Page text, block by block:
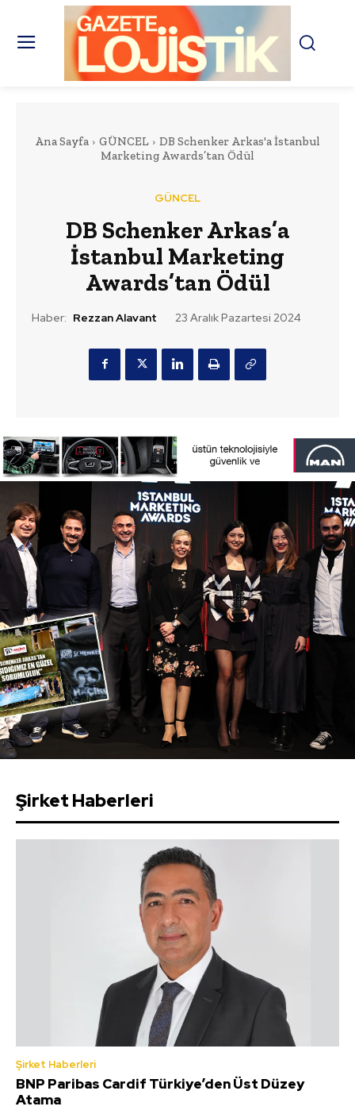
Ana Sayfa GÜNCEL
DB Schenker Arkas'a İstanbul
Marketing Awards’tan Ödül
GÜNCEL
DB Schenker Arkas’a
İstanbul Marketing
Awards’tan Ödül
Haber: Rezzan Alavant 23 Aralık Pazartesi 2024
Şirket Haberleri
Şirket Haberleri
BNP Paribas Cardif Türkiye’den Üst Düzey
Atama